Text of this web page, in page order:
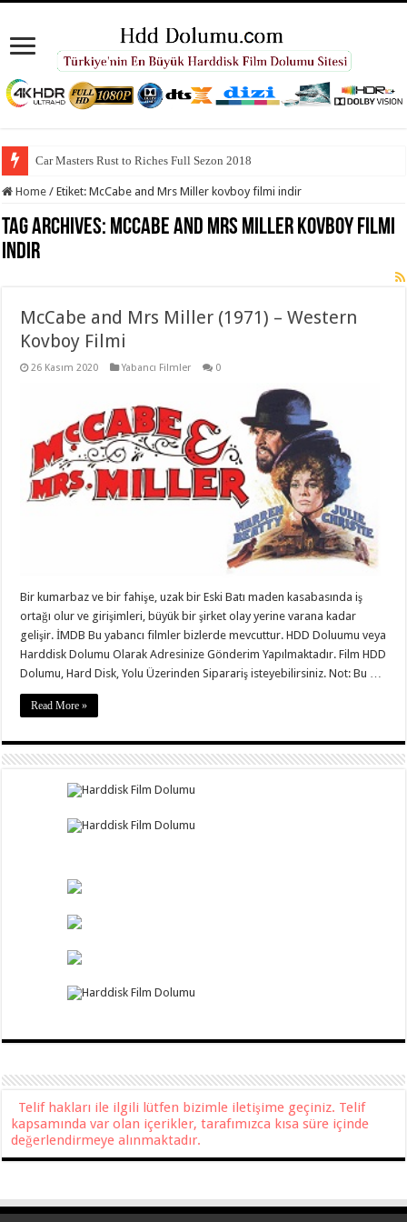
Car Masters Rust to Riches Full Sezon 2018
Home / Etiket:McCabe and Mrs Miller kovboy filmi indir
Tag Archives: McCabe and Mrs Miller kovboy filmi
indir
McCabe and Mrs Miller (1971) – Western
Kovboy Filmi
26 Kasım 2020 Yabancı Filmler 0
Bir kumarbaz ve bir fahişe, uzak bir Eski Batı maden kasabasında iş
ortağı olur ve girişimleri, büyük bir şirket olay yerine varana kadar
gelişir. İMDB Bu yabancı filmler bizlerde mevcuttur. HDD Doluumu veya
Harddisk Dolumu Olarak Adresinize Gönderim Yapılmaktadır. Film HDD
Dolumu, Hard Disk, Yolu Üzerinden Siparariş isteyebilirsiniz. Not: Bu …
Read More »
Telif hakları ile ilgili lütfen bizimle iletişime geçiniz. Telif
kapsamında var olan içerikler, tarafımızca kısa süre içinde
değerlendirmeye alınmaktadır.